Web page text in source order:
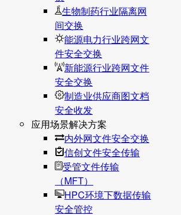
生物制药行业隔离网
间交换
能源电力行业跨网文
件安全交换
新能源行业跨网文件
安全交换
制造业供应商图文档
安全收发
应用场景解决方案
内外网文件安全交换
信创文件安全传输
受管文件传输
（MFT）
HPC环境下数据传输
安全管控